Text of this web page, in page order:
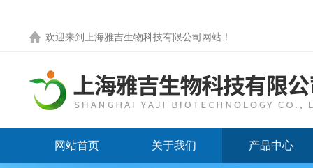
欢迎来到 上海雅吉生物科技有限公司网站 ！
网站首页 关于我们 产品中心